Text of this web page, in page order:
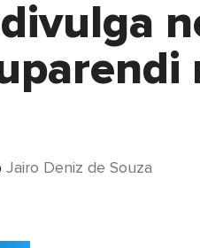
Jairo Deniz de Souza